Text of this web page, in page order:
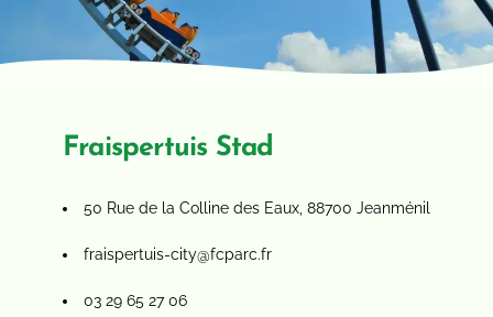
Fraispertuis Stad
50 Rue de la Colline des Eaux, 88700 Jeanménil
fraispertuis-city@fcparc.fr
03 29 65 27 06